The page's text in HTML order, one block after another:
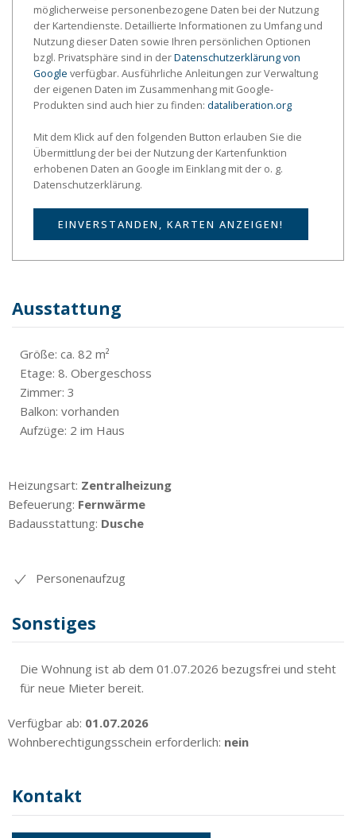
möglicherweise personenbezogene Daten bei der Nutzung
der Kartendienste. Detaillierte Informationen zu Umfang und
Nutzung dieser Daten sowie Ihren persönlichen Optionen
bzgl. Privatsphäre sind in derDatenschutzerklärung von
Google verfügbar. Ausführliche Anleitungen zur Verwaltung
der eigenen Daten im Zusammenhang mit Google-
Produkten sind auch hier zu finden: dataliberation.org
Mit dem Klick auf den folgenden Button erlauben Sie die
Übermittlung der bei der Nutzung der Kartenfunktion
erhobenen Daten an Google im Einklang mit der o. g.
Datenschutzerklärung.
EINVERSTANDEN, KARTEN ANZEIGEN!
Ausstattung
Größe: ca. 82 m²
Etage: 8. Obergeschoss
Zimmer: 3
Balkon: vorhanden
Aufzüge: 2 im Haus
Heizungsart: Zentralheizung
Befeuerung: Fernwärme
Badausstattung: Dusche
Personenaufzug
Sonstiges
Die Wohnung ist ab dem 01.07.2026 bezugsfrei und steht
für neue Mieter bereit.
Verfügbar ab: 01.07.2026
Wohnberechtigungsschein erforderlich: nein
Kontakt